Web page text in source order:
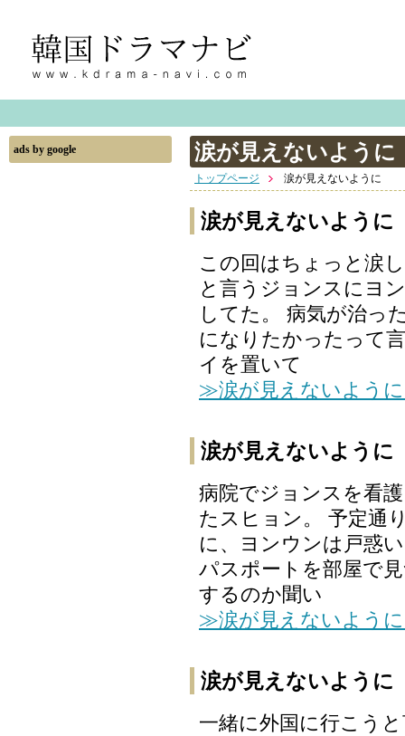
ads by google 涙が見えないように
トップページ 涙が見えないように
涙が見えないよう
この回はちょっと涙
と言うジョンスにヨ
してた。 病気が治っ
になりたかったって
イを置いて
≫涙が見えないよう
涙が見えないよう
病院でジョンスを看
たスヒョン。 予定通
に、ヨンウンは戸惑
パスポートを部屋で
するのか聞い
≫涙が見えないよう
涙が見えないよう
一緒に外国に行こう